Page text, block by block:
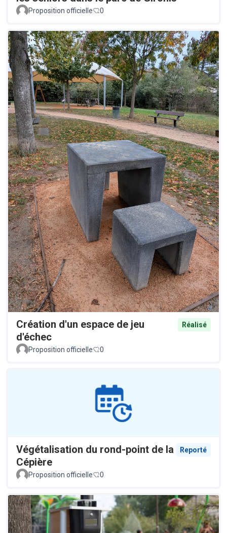
Proposition officielle 0
Création d'un espace de jeu
d'échec
Réalisé
Proposition officielle 0
Végétalisation du rond-point de la
Cépière
Reporté
Proposition officielle 0